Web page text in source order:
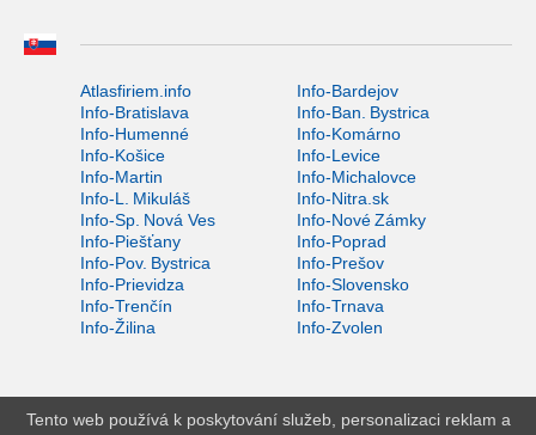
Atlasfiriem.info
Info-Bardejov
Info-Bratislava
Info-Ban. Bystrica
Info-Humenné
Info-Komárno
Info-Košice
Info-Levice
Info-Martin
Info-Michalovce
Info-L. Mikuláš
Info-Nitra.sk
Info-Sp. Nová Ves
Info-Nové Zámky
Info-Piešťany
Info-Poprad
Info-Pov. Bystrica
Info-Prešov
Info-Prievidza
Info-Slovensko
Info-Trenčín
Info-Trnava
Info-Žilina
Info-Zvolen
Tento web používá k poskytování služeb, personalizaci reklam a